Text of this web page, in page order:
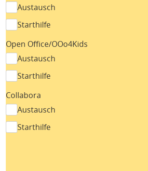
Austausch
Starthilfe
Open Office/OOo4Kids
Austausch
Starthilfe
Collabora
Austausch
Starthilfe